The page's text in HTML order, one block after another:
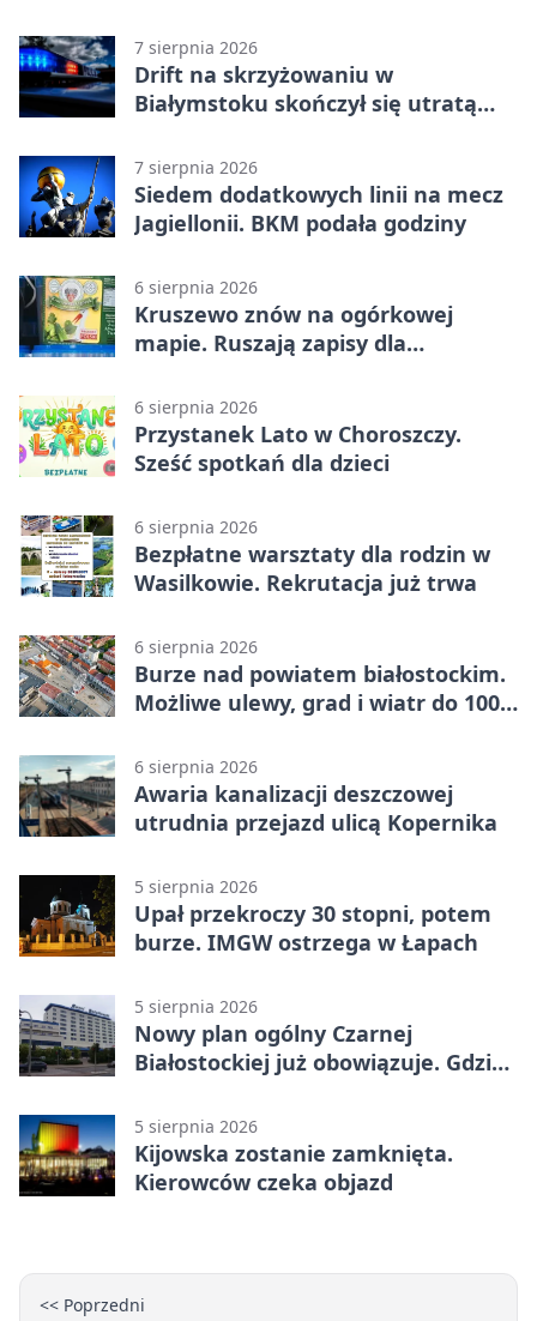
7 sierpnia 2026
Drift na skrzyżowaniu w
Białymstoku skończył się utratą
7 sierpnia 2026
Siedem dodatkowych linii na mecz
Jagiellonii. BKM podała godziny
6 sierpnia 2026
Kruszewo znów na ogórkowej
mapie. Ruszają zapisy dla
6 sierpnia 2026
Przystanek Lato w Choroszczy.
Sześć spotkań dla dzieci
6 sierpnia 2026
Bezpłatne warsztaty dla rodzin w
Wasilkowie. Rekrutacja już trwa
6 sierpnia 2026
Burze nad powiatem białostockim.
Możliwe ulewy, grad i wiatr do 100
6 sierpnia 2026
Awaria kanalizacji deszczowej
utrudnia przejazd ulicą Kopernika
5 sierpnia 2026
Upał przekroczy 30 stopni, potem
burze. IMGW ostrzega w Łapach
5 sierpnia 2026
Nowy plan ogólny Czarnej
Białostockiej już obowiązuje. Gdzie
5 sierpnia 2026
Kijowska zostanie zamknięta.
Kierowców czeka objazd
<< Poprzedni